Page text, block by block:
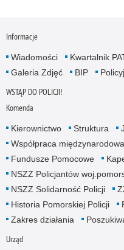
Informacje
Wiadomości Kwartalnik
Galeria Zdjęć
BIP
WSTĄP DO POLICJI!
Komenda
Kierownictwo Struktura
Współpraca międzynarodowa
Fundusze Pomocowe
NSZZ Policjantów
NSZZ Solidarność Policji
Historia Pomorskiej Policji
Zakres działania
Urząd